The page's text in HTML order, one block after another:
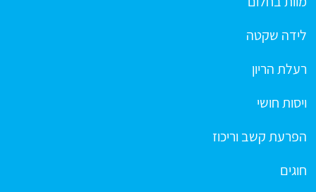
לידה שקטה
רעלת הריון
ויסות חושי
הפרעת קשב וריכוז
חוגים